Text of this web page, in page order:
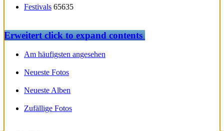
Festivals 65635
Erweitertclick to expand contents
Am häufigsten angesehen
Neueste Fotos
Neueste Alben
Zufällige Fotos